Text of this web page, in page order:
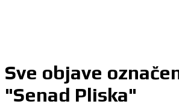
Sve objave
"Senad Pliska"